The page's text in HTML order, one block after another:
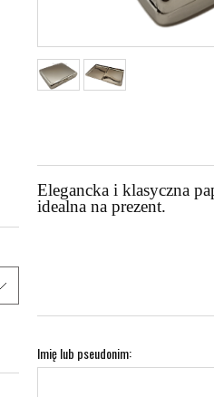
Elegancka i klasyczna
idealna na prezent.
Imię lub pseudonim: